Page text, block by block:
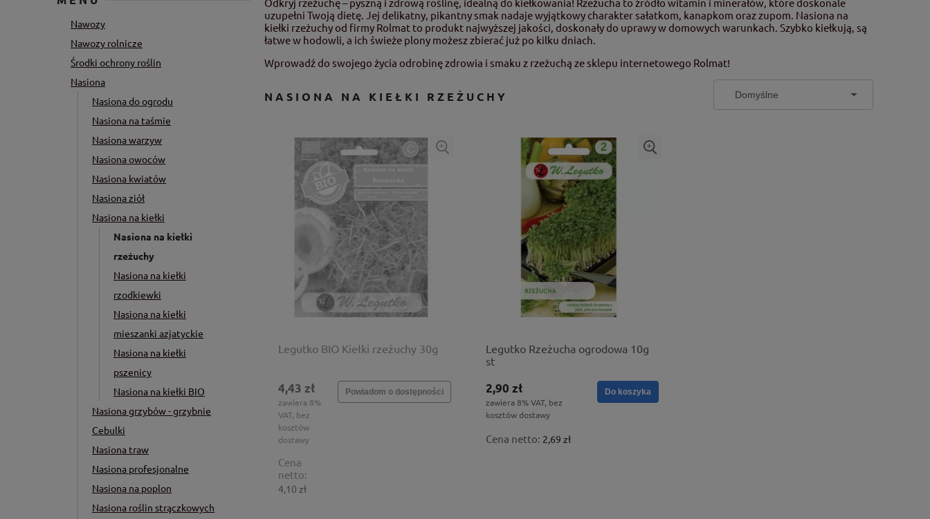
Nawozy
Nawozy rolnicze
Środki ochrony roślin
Nasiona
Nasiona do ogrodu
Nasiona na taśmie
Nasiona warzyw
Nasiona owoców
Nasiona kwiatów
Nasiona ziół
Nasiona na kiełki
Nasiona na kiełki
rzeżuchy
Nasiona na kiełki
rzodkiewki
Nasiona na kiełki
mieszanki azjatyckie
Nasiona na kiełki
pszenicy
Nasiona na kiełki BIO
Nasiona grzybów - grzybnie
Cebulki
Nasiona traw
Nasiona profesjonalne
Nasiona na poplon
Nasiona roślin strączkowych
uzupełni Twoją dietę. Jej delikatny, pikantny smak nadaje wyjątkowy charakter sałatkom, kanapkom oraz zupom. Nasiona na
kiełki rzeżuchy od firmy Rolmat to produkt najwyższej jakości, doskonały do uprawy w domowych warunkach. Szybko kiełkują, są
łatwe w hodowli, a ich świeże plony możesz zbierać już po kilku dniach.
Wprowadź do swojego życia odrobinę zdrowia i smaku z rzeżuchą ze sklepu internetowego Rolmat!
NASIONA NA KIEŁKI RZEŻUCHY
Legutko BIO Kiełki rzeżuchy 30g
4,43 zł
zawiera 8%
VAT, bez
kosztów
dostawy
Cena
netto:
4,10 zł
Powiadom o dostępności
Legutko Rzeżucha ogrodowa 10g
st
2,90 zł
zawiera 8% VAT, bez
kosztów dostawy
Cena netto: 2,69 zł
Do koszyka